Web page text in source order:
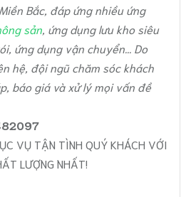
Bắc, đáp ứng nhiều ứng
sản , ứng dụng lưu kho siêu
ứng dụng vận chuyển... Do
hệ, đội ngũ chăm sóc khách
báo giá và xử lý mọi vấn đề
VỤ TẬN TÌNH QUÝ KHÁCH VỚI
LƯỢNG NHẤT!